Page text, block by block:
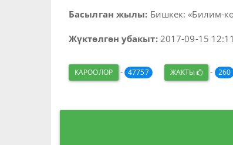
Басылган жылы: Бишкек: «Билим-
Жүктөлгөн убакыт:2017-09-15
КАРООЛОР - 47757 ЖАКТЫ - 260